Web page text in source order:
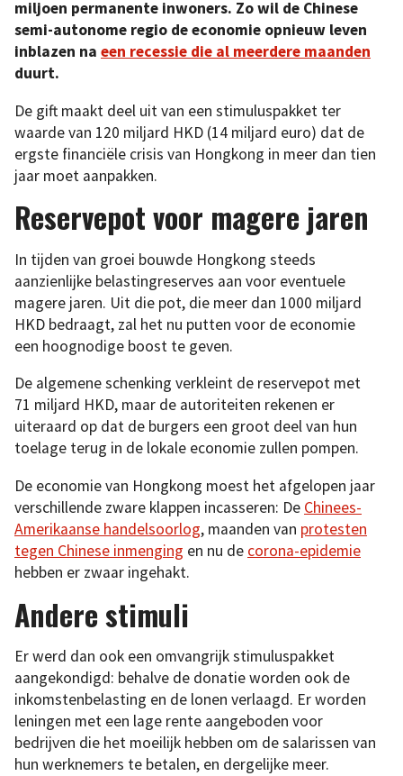
miljoen permanente inwoners. Zo wil de Chinese
semi-autonome regio de economie opnieuw leven
inblazen na een recessie die al meerdere maanden
duurt.
De gift maakt deel uit van een stimuluspakket ter
waarde van 120 miljard HKD (14 miljard euro) dat de
ergste financiële crisis van Hongkong in meer dan tien
jaar moet aanpakken.
Reservepot voor magere jaren
In tijden van groei bouwde Hongkong steeds
aanzienlijke belastingreserves aan voor eventuele
magere jaren. Uit die pot, die meer dan 1000 miljard
HKD bedraagt, zal het nu putten voor de economie
een hoognodige boost te geven.
De algemene schenking verkleint de reservepot met
71 miljard HKD, maar de autoriteiten rekenen er
uiteraard op dat de burgers een groot deel van hun
toelage terug in de lokale economie zullen pompen.
De economie van Hongkong moest het afgelopen jaar
verschillende zware klappen incasseren: De Chinees-
Amerikaanse handelsoorlog, maanden van protesten
tegen Chinese inmenging en nu de corona-epidemie
hebben er zwaar ingehakt.
Andere stimuli
Er werd dan ook een omvangrijk stimuluspakket
aangekondigd: behalve de donatie worden ook de
inkomstenbelasting en de lonen verlaagd. Er worden
leningen met een lage rente aangeboden voor
bedrijven die het moeilijk hebben om de salarissen van
hun werknemers te betalen, en dergelijke meer.